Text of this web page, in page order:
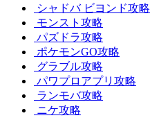
シャドバ ビヨンド攻略
モンスト攻略
パズドラ攻略
ポケモンGO攻略
グラブル攻略
パワプロアプリ攻略
ランモバ攻略
ニケ攻略